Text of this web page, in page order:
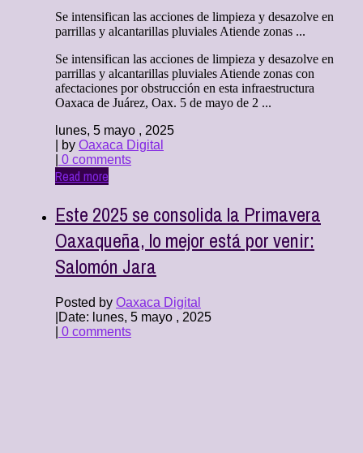
Se intensifican las acciones de limpieza y desazolve en
parrillas y alcantarillas pluviales Atiende zonas ...
Se intensifican las acciones de limpieza y desazolve en
parrillas y alcantarillas pluviales Atiende zonas con
afectaciones por obstrucción en esta infraestructura
Oaxaca de Juárez, Oax. 5 de mayo de 2 ...
lunes, 5 mayo , 2025
| by Oaxaca Digital
0 comments
Read more
Este 2025 se consolida la Primavera
Oaxaqueña, lo mejor está por venir:
Salomón Jara
Posted by Oaxaca Digital
Date: lunes, 5 mayo , 2025
0 comments